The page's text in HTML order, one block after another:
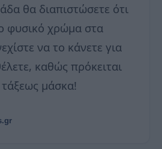
θα διαπιστώσετε ότι
φυσικό χρώμα στα
να το κάνετε για
καθώς πρόκειται
μάσκα!